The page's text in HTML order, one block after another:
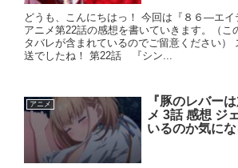
どうも、こんにちはっ！ 今回は『８６―エ
アニメ第22話の感想を書いていきます。（こ
タバレが含まれているのでご留意ください）
送でしたね！ 第22話 『シン...
アニメ
『豚のレバー
メ 3話 感想 ジ
いるのか気にな